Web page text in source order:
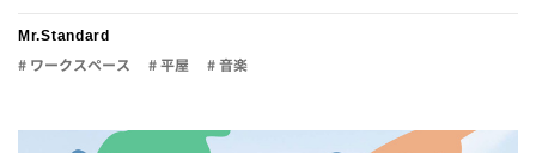
Mr.Standard
# ワークスペース # 平屋 # 音楽